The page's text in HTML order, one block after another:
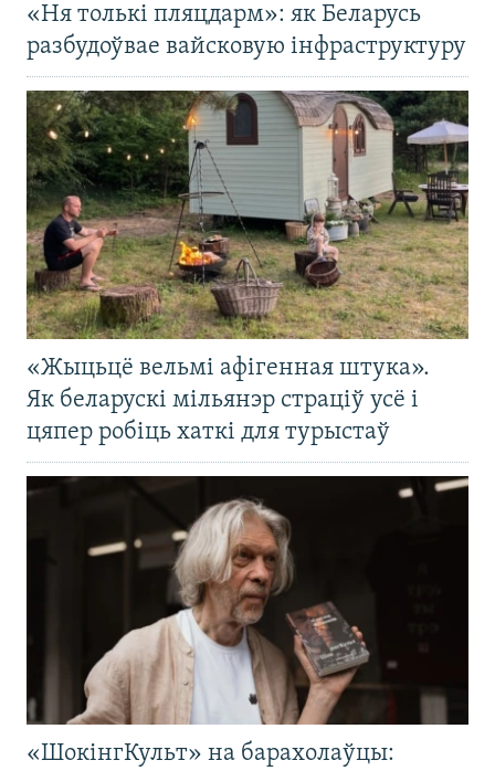
«Ня толькі пляцдарм»: як Беларусь
разбудоўвае вайсковую інфраструктуру
«Жыцьцё вельмі афігенная штука».
Як беларускі мільянэр страціў усё і
цяпер робіць хаткі для турыстаў
«ШокінгКульт» на барахолаўцы: